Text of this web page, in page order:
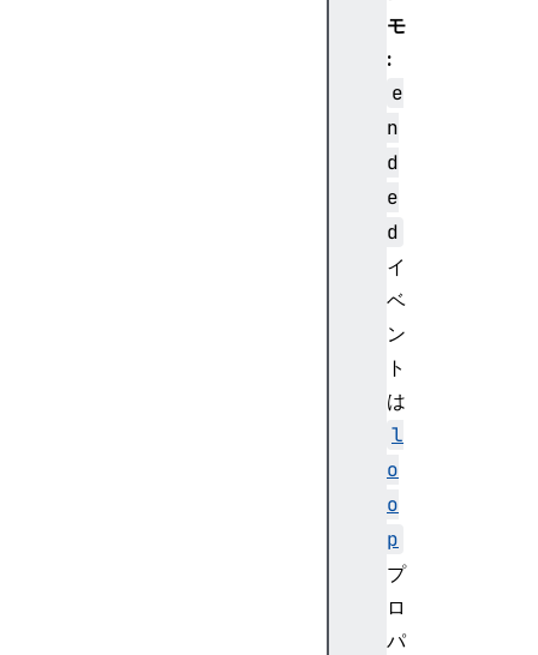
モ
:
e
n
d
e
d
イ
ベ
ン
ト
は
l
o
o
p
プ
ロ
パ